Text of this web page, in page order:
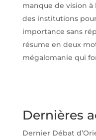
manque de vision
des institutions
importance sans
résume en deux
mégalomanie qui
Dernières
Dernier Débat